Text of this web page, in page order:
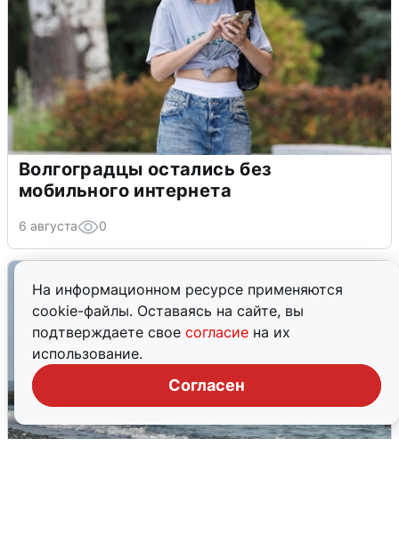
На информационном ресурсе применяются
cookie-файлы. Оставаясь на сайте, вы
подтверждаете свое согласие на их
использование.
Согласен
Волгоградцы остались без
мобильного интернета
6 августа 0